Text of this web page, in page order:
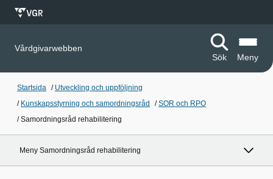
Vårdgivarwebben
Sök
Meny
Startsida / Utveckling och uppföljning
/ Kunskapsstyrning och samordningsråd /SOR och RPO
/Samordningsråd rehabilitering
Meny Samordningsråd rehabilitering